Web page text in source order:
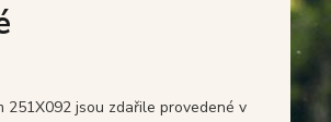
251X092 jsou zdařile provedené v